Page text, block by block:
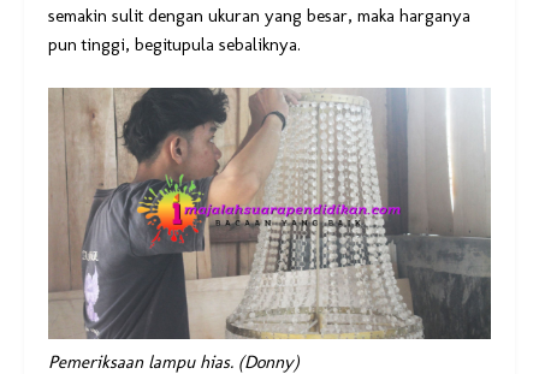
semakin sulit dengan ukuran yang besar, maka harganya
pun tinggi, begitupula sebaliknya.
Pemeriksaan lampu hias. (Donny)